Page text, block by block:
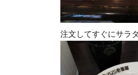
注文してすぐにサラ